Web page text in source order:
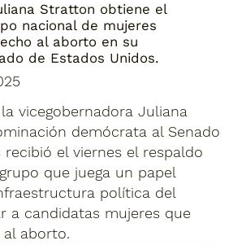
Stratton obtiene el
nacional de mujeres
al aborto en su
de Estados Unidos.
vicegobernadora Juliana
demócrata al Senado
recibió el viernes el respaldo
que juega un papel
política del
a candidatas mujeres que
aborto.